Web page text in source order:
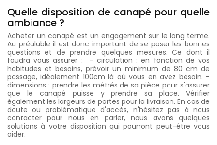
Quelle disposition de canapé pour quelle
ambiance ?
Acheter un canapé est un engagement sur le long terme.
Au préalable il est donc important de se poser les bonnes
questions et de prendre quelques mesures. Ce dont il
faudra vous assurer : - circulation : en fonction de vos
habitudes et besoins, prévoir un minimum de 80 cm de
passage, idéalement 100cm là où vous en avez besoin. -
dimensions : prendre les métrés de sa pièce pour s'assurer
que le canapé puisse y prendre sa place. Vérifier
également les largeurs de portes pour la livraison. En cas de
doute ou problématique d'accès, n'hésitez pas à nous
contacter pour nous en parler, nous avons quelques
solutions à votre disposition qui pourront peut-être vous
aider.